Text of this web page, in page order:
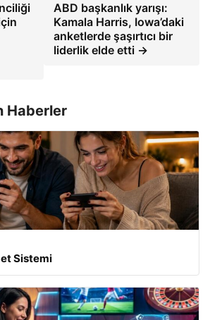
ABD başkanlık yarışı:
Kamala Harris, Iowa’daki
anketlerde şaşırtıcı bir
liderlik elde etti →
Haberler
Sistemi